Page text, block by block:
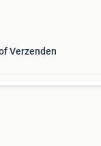
Verzenden